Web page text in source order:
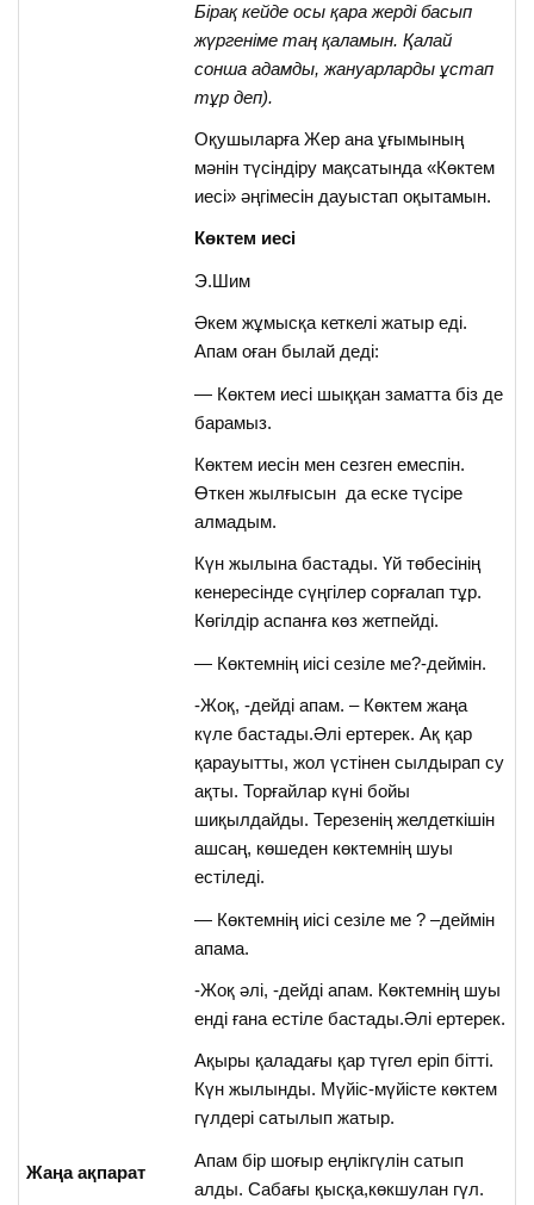
Жаңа ақпарат
Бірақ кейде осы қара жерді басып
жүргеніме таң қаламын. Қалай
сонша адамды, жануарларды ұстап
тұр деп).
Оқушыларға Жер ана ұғымының
мәнін түсіндіру мақсатында «Көктем
иесі» әңгімесін дауыстап оқытамын.
Көктем иесі
Э.Шим
Әкем жұмысқа кеткелі жатыр еді.
Апам оған былай деді:
— Көктем иесі шыққан заматта біз де
барамыз.
Көктем иесін мен сезген емеспін.
Өткен жылғысын да еске түсіре
алмадым.
Күн жылына бастады. Үй төбесінің
кенересінде сүңгілер сорғалап тұр.
Көгілдір аспанға көз жетпейді.
— Көктемнің иісі сезіле ме?-деймін.
-Жоқ, -дейді апам. – Көктем жаңа
күле бастады.Әлі ертерек. Ақ қар
қарауытты, жол үстінен сылдырап су
ақты. Торғайлар күні бойы
шиқылдайды. Терезенің желдеткішін
ашсаң, көшеден көктемнің шуы
естіледі.
— Көктемнің иісі сезіле ме ? –деймін
апама.
-Жоқ әлі, -дейді апам. Көктемнің шуы
енді ғана естіле бастады.Әлі ертерек.
Ақыры қаладағы қар түгел еріп бітті.
Күн жылынды. Мүйіс-мүйісте көктем
гүлдері сатылып жатыр.
Апам бір шоғыр еңлікгүлін сатып
алды. Сабағы қысқа,көкшулан гүл.